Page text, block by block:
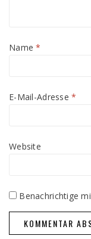
Name*
E-Mail-Adresse*
Website
Benachrichtige